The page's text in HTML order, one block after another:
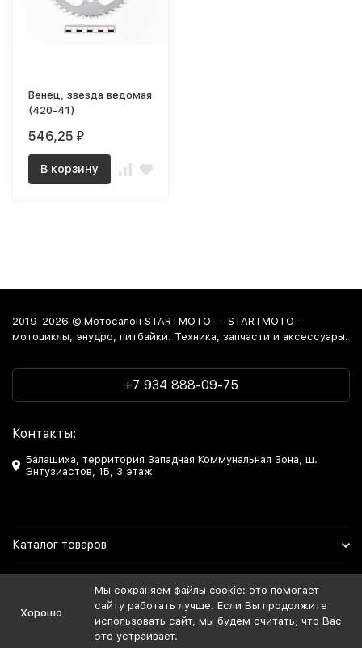
Венец, звезда ведомая
(420-41)
546,25 ₽
В корзину
2019-2026 © Мотосалон STARTMOTO — STARTMOTO -
мотоциклы, энудро, питбайки. Техника, запчасти и аксессуары.
+7 934 888-09-75
Контакты:
Балашиха, территория Западная Коммунальная Зона, ш.
Энтузиастов, 1Б, 3 этаж
Каталог товаров
Мы в Соцсетях
Хорошо
Мы сохраняем файлы cookie: это помогает
сайту работать лучше. Если Вы продолжите
использовать сайт, мы будем считать, что Вас
это устраивает.